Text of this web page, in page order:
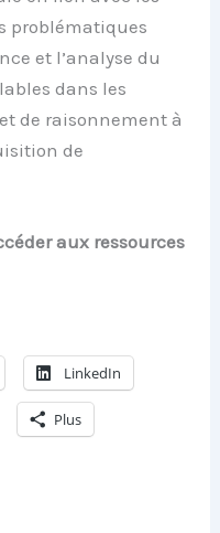
problématiques
et l’analyse du
dans les
de raisonnement à
de
aux ressources
LinkedIn
Plus